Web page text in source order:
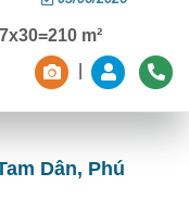
7x30=210 m²
Dân, Phú